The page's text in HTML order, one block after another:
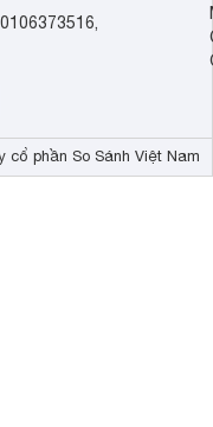
phần So Sánh Việt Nam